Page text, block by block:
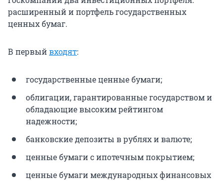
расширенный и портфель государственных
ценных бумаг.
В первыйвходят:
государственные ценные бумаги;
облигации, гарантированные государством и
обладающие высоким рейтингом
надежности;
банковские депозиты в рублях и валюте;
ценные бумаги с ипотечным покрытием;
ценные бумаги международных финансовых